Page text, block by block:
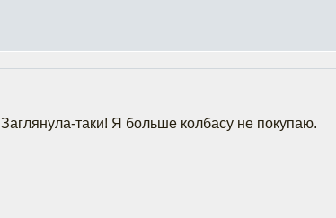
Заглянула-таки! Я больше колбасу не покупаю.